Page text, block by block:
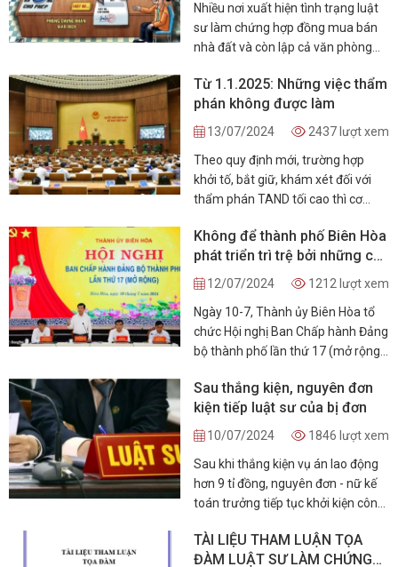
doanh tại Việt Nam. Bài viết phân
tích thực trạng, nhận dạng một số
bất cập, từ đó đề xuất giải pháp
hoàn thiện pháp luật về vấn đề này.
Nhiều nơi xuất hiện tình trạng luật
sư làm chứng hợp đồng mua bán
nhà đất và còn lập cả văn phòng
đến một thửa đất bị bán cho nhiều
người.
Từ 1.1.2025: Những việc thẩm
phán không được làm
13/07/2024
2437 lượt xem
Theo quy định mới, trường hợp
khởi tố, bắt giữ, khám xét đối với
thẩm phán TAND tối cao thì cơ
Chủ tịch nước và thông báo cho
Chánh án TAND tối cao biết.
Không để thành phố Biên Hòa
phát triển trì trệ bởi những cán
bộ yếu kém về năng lực lẫn tư
duy hành động
12/07/2024
1212 lượt xem
Ngày 10-7, Thành ủy Biên Hòa tổ
chức Hội nghị Ban Chấp hành Đảng
bộ thành phố lần thứ 17 (mở rộng)
quyết của Đảng bộ 6 tháng đầu
năm và triển khai những nhiệm vụ
trọng tâm 6 tháng cuối năm 2024.
Sau thắng kiện, nguyên đơn
kiện tiếp luật sư của bị đơn
10/07/2024
1846 lượt xem
Sau khi thắng kiện vụ án lao động
hơn 9 tỉ đồng, nguyên đơn - nữ kế
toán trưởng tiếp tục khởi kiện công
lý cho bên bị đơn đòi bồi thường
tổn thất tinh thần 18 triệu đồng.
TÀI LIỆU THAM LUẬN TỌA
ĐÀM LUẬT SƯ LÀM CHỨNG